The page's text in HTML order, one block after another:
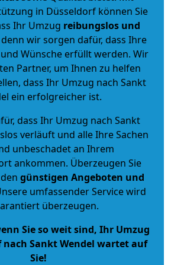
in Düsseldorf können Sie
Ihr Umzug reibungslos und
wir sorgen dafür, dass Ihre
Wünsche erfüllt werden. Wir
Partner, um Ihnen zu helfen
dass Ihr Umzug nach Sankt
ein erfolgreicher ist.
dass Ihr Umzug nach Sankt
verläuft und alle Ihre Sachen
unbeschadet an Ihrem
ankommen. Überzeugen Sie
günstigen Angeboten und
umfassender Service wird
überzeugen.
Sie so weit sind, Ihr Umzug
nach Sankt Wendel wartet auf
Sie!